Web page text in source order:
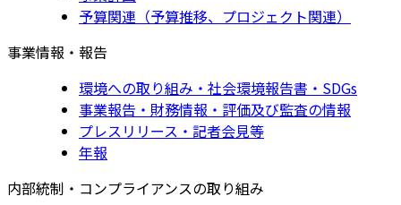
予算関連（予算推移、プロジェクト関連）
事業情報・報告
環境への取り組み・社会環境報告書・SDGs
事業報告・財務情報・評価及び監査の情報
プレスリリース・記者会見等
年報
内部統制・コンプライアンスの取り組み